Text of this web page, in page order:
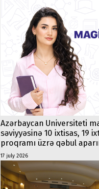
Azərbaycan Universiteti
səviyyəsinə 10 ixtisas, 19
proqramı üzrə qəbul
17 july 2026